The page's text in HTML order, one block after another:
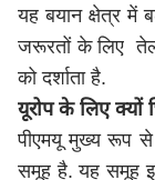
यह बयान क्षेत्र में
जरूरतों के लिए तेल
को दर्शाता है.
यूरोप के लिए क्यों
पीएमयू मुख्य रूप से
समूह है. यह समूह